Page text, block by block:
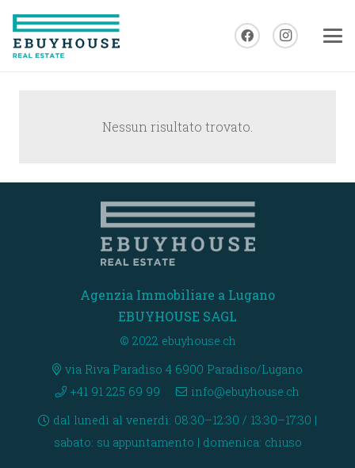
Nessun risultato trovato.
Agenzia Immobiliare a Lugano
EBUYHOUSE SAGL
© 2022 ebuyhouse.ch
via Riva Paradiso 4 6900 Paradiso/Lugano
+41 91 225 69 99
info@ebuyhouse.ch
dal lunedì al venerdì: 08:30–12:30 / 13:30–17:30 |
sabato: su appuntamento | domenica: chiuso